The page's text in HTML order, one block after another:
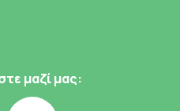
μαζί μας: